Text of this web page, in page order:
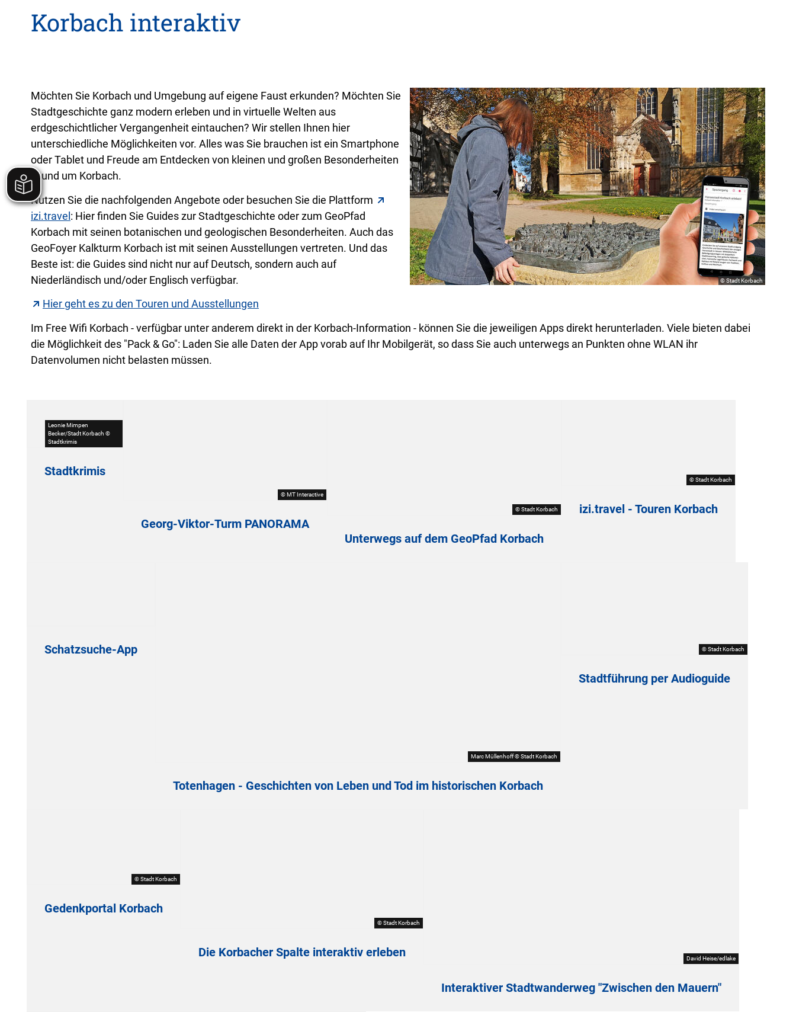
Korbach interaktiv
© Stadt Korbach
Möchten Sie Korbach und Umgebung auf eigene Faust erkunden? Möchten Sie
Stadtgeschichte ganz modern erleben und in virtuelle Welten aus
erdgeschichtlicher Vergangenheit eintauchen? Wir stellen Ihnen hier
unterschiedliche Möglichkeiten vor. Alles was Sie brauchen ist ein Smartphone
oder Tablet und Freude am Entdecken von kleinen und großen Besonderheiten
in und um Korbach.
Nutzen Sie die nachfolgenden Angebote oder besuchen Sie die Plattform
izi.travel : Hier finden Sie Guides zur Stadtgeschichte oder zum GeoPfad
Korbach mit seinen botanischen und geologischen Besonderheiten. Auch das
GeoFoyer Kalkturm Korbach ist mit seinen Ausstellungen vertreten. Und das
Beste ist: die Guides sind nicht nur auf Deutsch, sondern auch auf
Niederländisch und/oder Englisch verfügbar.
Hier geht es zu den Touren und Ausstellungen
Im Free Wifi Korbach - verfügbar unter anderem direkt in der Korbach-Information - können Sie die jeweiligen Apps direkt herunterladen. Viele bieten dabei
die Möglichkeit des "Pack & Go": Laden Sie alle Daten der App vorab auf Ihr Mobilgerät, so dass Sie auch unterwegs an Punkten ohne WLAN ihr
Datenvolumen nicht belasten müssen.
Leonie Mimpen
Becker/Stadt Korbach ©
Stadtkrimis
Stadtkrimis
© MT Interactive
Georg-Viktor-Turm PANORAMA
© Stadt Korbach
Unterwegs auf dem GeoPfad Korbach
© Stadt Korbach
izi.travel - Touren Korbach
Schatzsuche-App
Marc Müllenhoff © Stadt Korbach
Totenhagen - Geschichten von Leben und Tod im historischen Korbach
© Stadt Korbach
Stadtführung per Audioguide
© Stadt Korbach
Gedenkportal Korbach
© Stadt Korbach
Die Korbacher Spalte interaktiv erleben David Heise/edlake
Interaktiver Stadtwanderweg "Zwischen den Mauern"